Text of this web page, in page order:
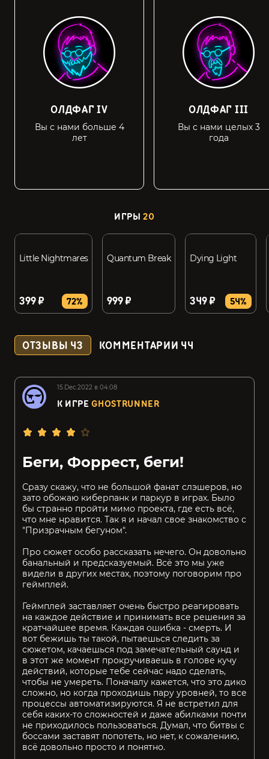
ОЛДФАГ IV
Вы с нами больше 4
лет
ОЛДФАГ III
Вы с нами целых 3
года
ИГРЫ20
Little Nightmares
399 ₽ 72%
Quantum Break
999 ₽
Dying Light
349 ₽ 54%
ОТЗЫВЫ 43 КОММЕНТАРИИ 44
15.Dec.2022 в 04:08
К ИГРЕGHOSTRUNNER
Беги, Форрест, беги!
Сразу скажу, что не большой фанат слэшеров, но
зато обожаю киберпанк и паркур в играх. Было
бы странно пройти мимо проекта, где есть всё,
что мне нравится. Так я и начал свое знакомство с
"Призрачным бегуном".
Про сюжет особо рассказать нечего. Он довольно
банальный и предсказуемый. Всё это мы уже
видели в других местах, поэтому поговорим про
геймплей.
Геймплей заставляет очень быстро реагировать
на каждое действие и принимать все решения за
кратчайшее время. Каждая ошибка - смерть. И
вот бежишь ты такой, пытаешься следить за
сюжетом, качаешься под замечательный саунд и
в этот же момент прокручиваешь в голове кучу
действий, которые тебе сейчас надо сделать,
чтобы не умереть. Поначалу кажется, что это дико
сложно, но когда проходишь пару уровней, то все
процессы автоматизируются. Я не встретил для
себя каких-то сложностей и даже абилками почти
не приходилось пользоваться. Думал, что битвы с
боссами заставят попотеть, но нет, к сожалению,
всё довольно просто и понятно.